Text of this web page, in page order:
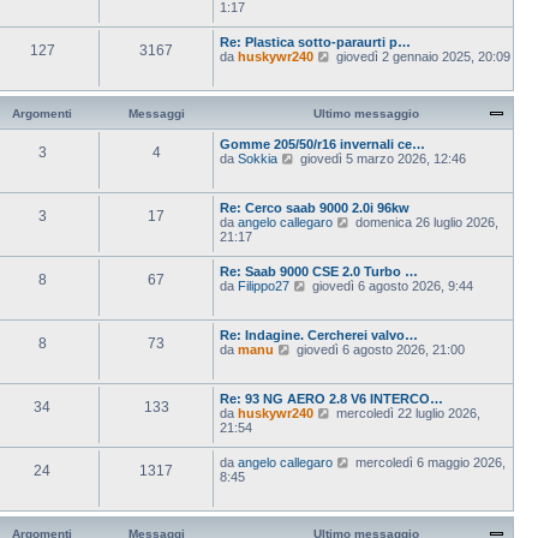
g
i
o
s
s
a
g
i
m
o
s
a
g
g
u
i
m
o
e
s
a
g
g
1:17
127 3167
Re: Plastica sotto-paraurti p…
da huskywr240
V
i
u
l
t
i
e
s
a
g
g
giovedì 2 gennaio 2025, 20:09
Argomenti Messaggi Ultimo messaggio
3 4
Gomme 205/50/r16 invernali ce…
da Sokkia
V
u
l
i
m
o
s
s
a
g
i
o
giovedì 5 marzo 2026, 12:46
3 17
Re: Cerco saab 9000 2.0i 96kw
da angelo callegaro
V
u
l
i
m
o
s
s
a
g
domenica 26 luglio 2026,
21:17
8 67
Re: ⁠Saab 9000 CSE 2.0 Turbo …
da Filippo27
V
i
u
l
i
m
o
s
s
g
giovedì 6 agosto 2026, 9:44
8 73
Re: Indagine. Cercherei valvo…
da manu
V
i
u
l
i
m
s
giovedì 6 agosto 2026, 21:00
34 133
Re: 93 NG AERO 2.8 V6 INTERCO…
da huskywr240
V
u
i
m
mercoledì 22 luglio 2026,
21:54
24 1317 da angelo callegaro
V
u
l
mercoledì 6 maggio 2026,
8:45
Argomenti Messaggi Ultimo messaggio